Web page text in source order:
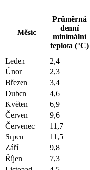
Měsíc
Průměrná
denní
minimální
teplota (°C)
Leden 2,4
Únor
2,3
Březen
3,4
Duben
4,6
Květen
6,9
Červen
9,6
Červenec
11,7
Srpen
11,5
Září
9,8
Říjen
7,3